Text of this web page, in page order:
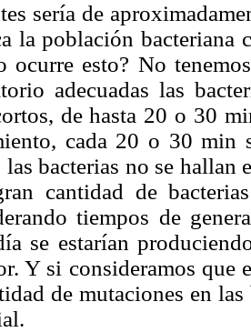
sería de
la población bacteriana
ocurre esto? No
adecuadas las
de hasta 20 o 30
cada 20 o 30 min
bacterias no se hallan
cantidad de
tiempos de
se estarían
Y si consideramos que
de mutaciones en